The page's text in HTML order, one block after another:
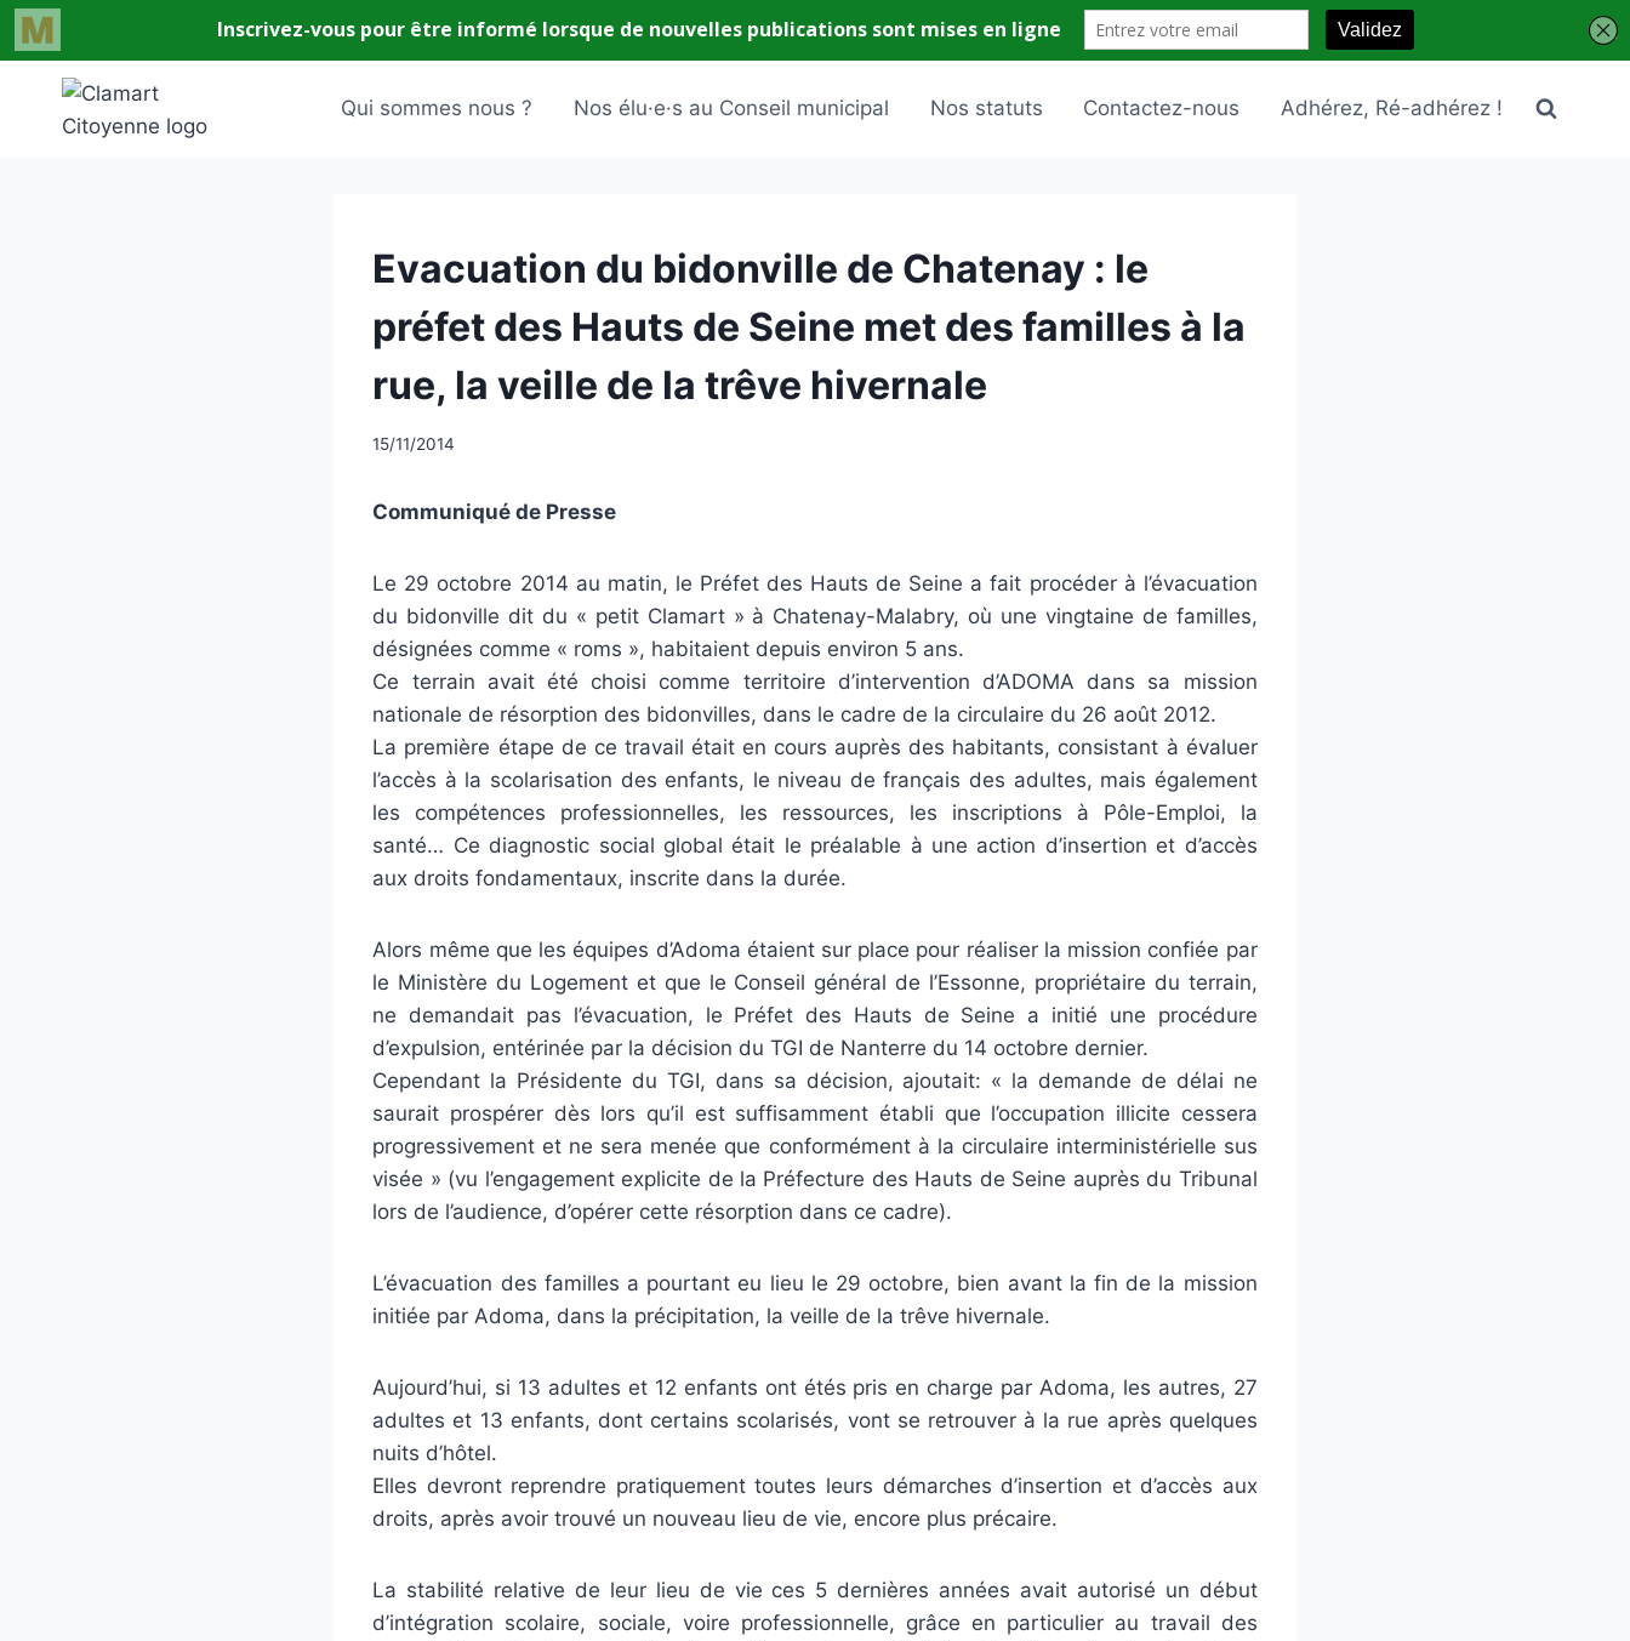
contenu
Qui sommes nous ? Nos élu·e·s au Conseil municipal Nos statuts Contactez-nous Adhérez, Ré-adhérez !
UNCATEGORIZED
Evacuation du bidonville de Chatenay : le
préfet des Hauts de Seine met des familles à la
rue, la veille de la trêve hivernale
Par
15/11/2014
Communiqué de Presse
Le 29 octobre 2014 au matin, le Préfet des Hauts de Seine a fait procéder à l’évacuation
du bidonville dit du « petit Clamart » à Chatenay-Malabry, où une vingtaine de familles,
désignées comme « roms », habitaient depuis environ 5 ans.
Ce terrain avait été choisi comme territoire d’intervention d’ADOMA dans sa mission
nationale de résorption des bidonvilles, dans le cadre de la circulaire du 26 août 2012.
La première étape de ce travail était en cours auprès des habitants, consistant à évaluer
l’accès à la scolarisation des enfants, le niveau de français des adultes, mais également
les compétences professionnelles, les ressources, les inscriptions à Pôle-Emploi, la
santé… Ce diagnostic social global était le préalable à une action d’insertion et d’accès
aux droits fondamentaux, inscrite dans la durée.
Alors même que les équipes d’Adoma étaient sur place pour réaliser la mission confiée par
le Ministère du Logement et que le Conseil général de l’Essonne, propriétaire du terrain,
ne demandait pas l’évacuation, le Préfet des Hauts de Seine a initié une procédure
d’expulsion, entérinée par la décision du TGI de Nanterre du 14 octobre dernier.
Cependant la Présidente du TGI, dans sa décision, ajoutait: « la demande de délai ne
saurait prospérer dès lors qu’il est suffisamment établi que l’occupation illicite cessera
progressivement et ne sera menée que conformément à la circulaire interministérielle sus
visée » (vu l’engagement explicite de la Préfecture des Hauts de Seine auprès du Tribunal
lors de l’audience, d’opérer cette résorption dans ce cadre).
L’évacuation des familles a pourtant eu lieu le 29 octobre, bien avant la fin de la mission
initiée par Adoma, dans la précipitation, la veille de la trêve hivernale.
Aujourd’hui, si 13 adultes et 12 enfants ont étés pris en charge par Adoma, les autres, 27
adultes et 13 enfants, dont certains scolarisés, vont se retrouver à la rue après quelques
nuits d’hôtel.
Elles devront reprendre pratiquement toutes leurs démarches d’insertion et d’accès aux
droits, après avoir trouvé un nouveau lieu de vie, encore plus précaire.
La stabilité relative de leur lieu de vie ces 5 dernières années avait autorisé un début
d’intégration scolaire, sociale, voire professionnelle, grâce en particulier au travail des